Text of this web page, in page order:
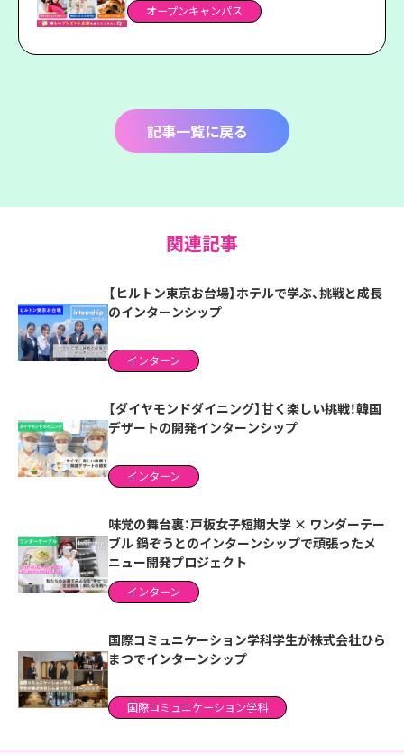
オープンキャンパス
記事一覧に戻る
関連記事
【ヒルトン東京お台場】ホテルで学ぶ、挑戦と成長
のインターンシップ
インターン
【ダイヤモンドダイニング】甘く楽しい挑戦！韓国
デザートの開発インターンシップ
インターン
味覚の舞台裏：戸板女子短期大学 × ワンダーテー
ブル 鍋ぞうとのインターンシップで頑張ったメ
ニュー開発プロジェクト
インターン
国際コミュニケーション学科学生が株式会社ひら
まつでインターンシップ
国際コミュニケーション学科